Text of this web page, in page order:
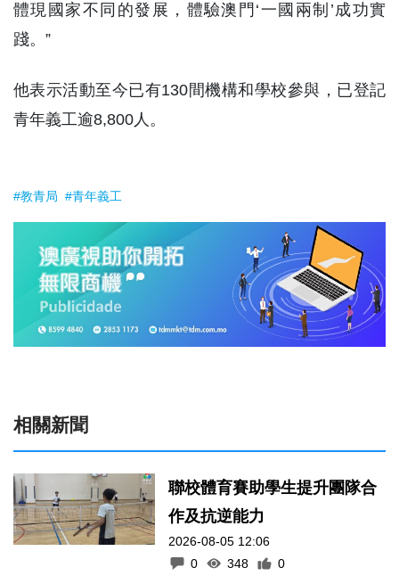
體現國家不同的發展，體驗澳門‘一國兩制’成功實
踐。”
他表示活動至今已有130間機構和學校參與，已登記
青年義工逾8,800人。
#教青局 #青年義工
相關新聞
聯校體育賽助學生提升團隊合
作及抗逆能力
2026-08-05 12:06
0
348 0